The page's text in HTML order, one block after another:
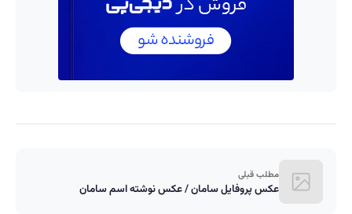
مطلب قبلی
عکس پروفایل سامان / عکس نوشته اسم سامان